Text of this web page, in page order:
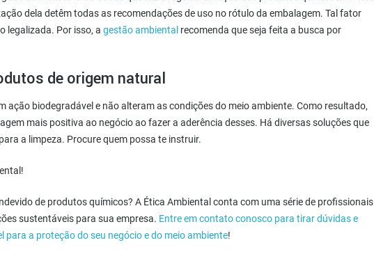
dela detêm todas as recomendações de uso no rótulo da embalagem. Tal fator
legalizada. Por isso, a gestão ambiental recomenda que seja feita a busca por
de origem natural
ação biodegradável e não alteram as condições do meio ambiente. Como resultado,
mais positiva ao negócio ao fazer a aderência desses. Há diversas soluções que
a limpeza. Procure quem possa te instruir.
de produtos químicos? A Ética Ambiental conta com uma série de profissionais
sustentáveis para sua empresa. Entre em contato conosco para tirar dúvidas e
a proteção do seu negócio e do meio ambiente!